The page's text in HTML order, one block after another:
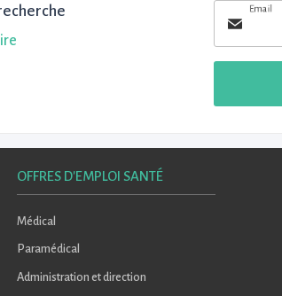
Email
OFFRES D'EMPLOI SANTÉ
Médical
Paramédical
Administration et direction